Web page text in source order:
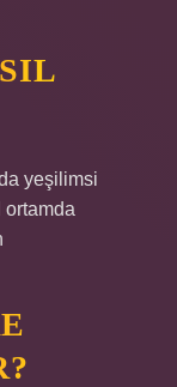
yeşilimsi
ortamda